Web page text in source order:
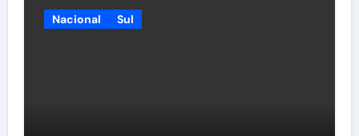
Nacional Sul